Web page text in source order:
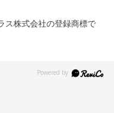
ス株式会社の登録商標で